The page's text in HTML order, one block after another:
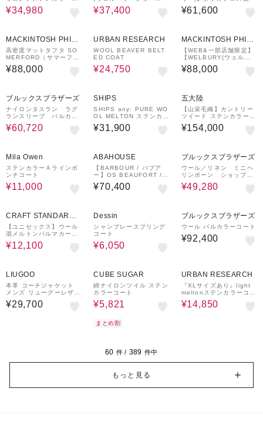
ート
¥34,980
ト)】レインウェザークロ
ス製
¥37,400 ¥61,600
MACKINTOSH PHILO
SOPHY
高密度マットタフタ SO
MERFORD（サマーフォ
ード ） with HOOD
¥88,000
URBAN RESEARCH
WOOL BEAVER BELT
ED COAT
¥24,750
MACKINTOSH PHILO
SOPHY
【WEB&一部店舗限定】
【WELBURY(ウェルベ
リー)】シャンブレーギャ
バジン製
¥88,000
ブルックスブラザーズ
ナイロンタスラン ラグ
ランスリーブ バルカラ
ーコート
¥60,720
SHIPS
SHIPS any: PURE WO
OL MELTON ステンカラ
ー コート 25AW◇
¥31,900
五大陸
【山栄毛織】カントリー
ツイード ステンカラーコ
ート
¥154,000
Mila Owen
ステンカラーＡラインポ
ンチコート
¥11,000
ABAHOUSE
【BARBOUR / バブア
ー】OS BEAUFORT /
ビューフォート
¥70,400
ブルックスブラザーズ
ウール／リネン ミニヘ
リンボーン ショップコ
ート
¥49,280
CRAFT STANDARD
BOUTIQUE
【ユニセックス】ウール
混メルトンバルマカーン
コート
¥12,100
Dessin
シャンブレースプリング
コート
¥6,050
ブルックスブラザーズ
ウール バルカラーコート
¥92,400
LIUGOO
本革 コーチジャケット
メンズ リューグーレザー
ズ COH01A
¥29,700
CUBE SUGAR
綿ナイロンツイル ステン
カラーコート
¥5,821
まとめ割
URBAN RESEARCH
『XLサイズあり』light
meltonステンカラーコー
ト
¥14,850
60 件 / 389 件中
もっと見る